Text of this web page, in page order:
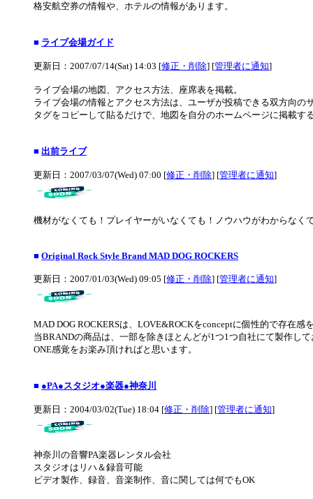
格安航空券の情報や、ホテルの情報があります。
■ ライブ会場ガイド
更新日：2007/07/14(Sat) 14:03 [修正・削除] [管理者に通知]
ライブ会場の地図、アクセス方法、座席表を掲載。
ライブ会場の情報とアクセス方法は、ユーザが投稿できる双方向の
タグをコピーして貼るだけで、地図を自分のホームページに掲載す
■ 出前ライブ
更新日：2007/03/07(Wed) 07:00 [修正・削除] [管理者に通知]
機材がなくても！プレイヤーがいなくても！ノウハウがわからな
■ Original Rock Style Brand MAD DOG ROCKERS
更新日：2007/01/03(Wed) 09:05 [修正・削除] [管理者に通知]
MAD DOG ROCKERSは、LOVE&ROCKをconceptに個性的で存在
当BRANDの商品は、一部を除きほとんどが1つ1つ自社にて製作し
ONE感覚をお楽み頂ければと思います。
■ ●PA●スタジオ●楽器●神奈川
更新日：2004/03/02(Tue) 18:04 [修正・削除] [管理者に通知]
神奈川の音響PA楽器レンタル会社
スタジオはリハ＆録音可能
ビデオ製作、録音、音楽制作、音に関しては何でもOK